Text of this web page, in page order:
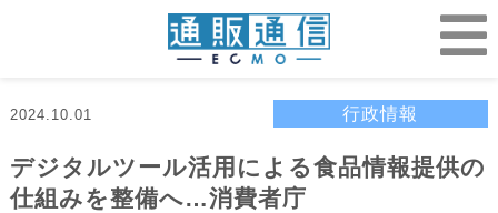
2024.10.01 行政情報
デジタルツール活用による食品情報提供の
仕組みを整備へ…消費者庁